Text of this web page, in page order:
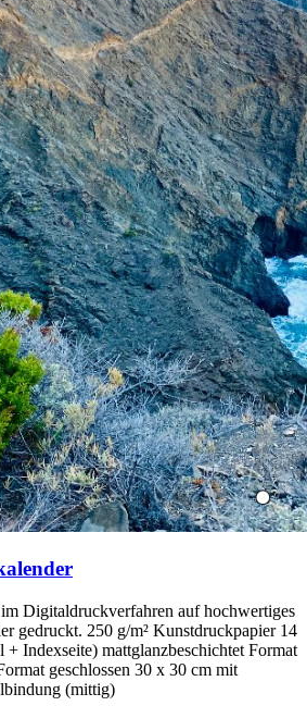
Digitaldruckverfahren auf hochwertiges
gedruckt. 250 g/m² Kunstdruckpapier 14
+ Indexseite) mattglanzbeschichtet Format
geschlossen 30 x 30 cm mit
(mittig)